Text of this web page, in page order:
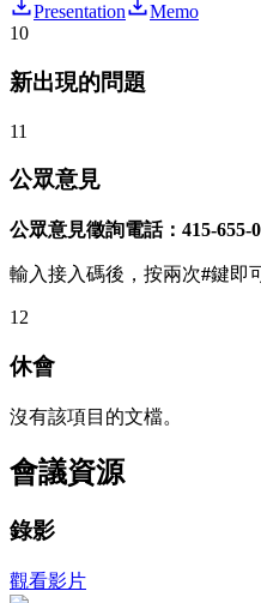
Presentation
Memo
10
新出現的問題
11
公眾意見
公眾意見徵詢電話：415-655-
輸入接入碼後，按兩次#鍵即
12
休會
沒有該項目的文檔。
會議資源
錄影
觀看影片